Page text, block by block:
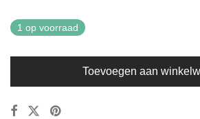
1 op voorraad
Toevoegen aan